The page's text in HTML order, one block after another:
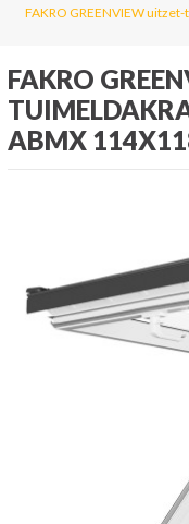
FAKRO GREENVIEW
FAKRO
ABMX